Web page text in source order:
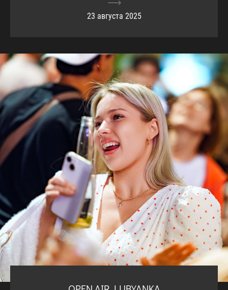
23 августа 2025